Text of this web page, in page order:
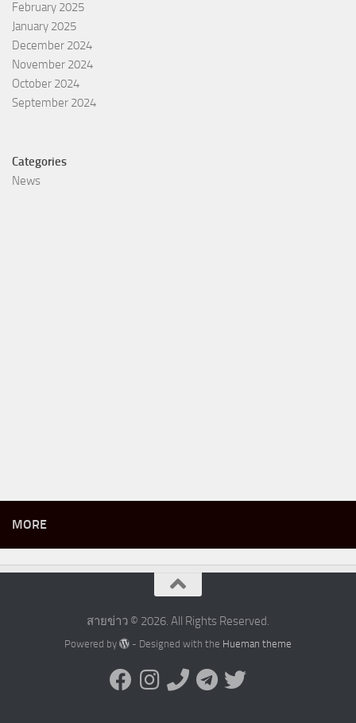
February 2025
January 2025
December 2024
November 2024
October 2024
September 2024
Categories
News
MORE
สายข่าว © 2026. All Rights Reserved.
Powered by - Designed with the Hueman theme